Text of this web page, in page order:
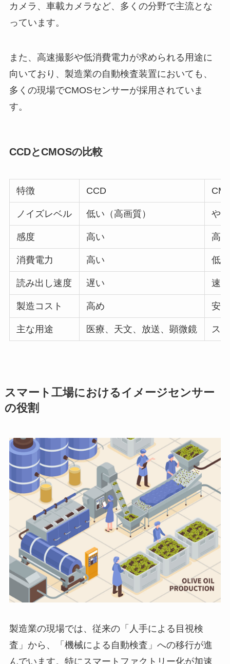
カメラ、車載カメラなど、多くの分野で主流とな
っています。
また、高速撮影や低消費電力が求められる用途に
向いており、製造業の自動検査装置においても、
多くの現場でCMOSセンサーが採用されていま
す。
CCDとCMOSの比較
特徴 CCD
ノイズレベル 低い（高画質） や
感度 高い 高い
消費電力 高い 低い
読み出し速度 遅い 速い
製造コスト 高め 安価
主な用途 医療、天文、放送、顕微鏡 ス
スマート工場におけるイメージセンサー
の役割
製造業の現場では、従来の「人手による目視検
査」から、「機械による自動検査」への移行が進
んでいます。特にスマートファクトリー化が加速